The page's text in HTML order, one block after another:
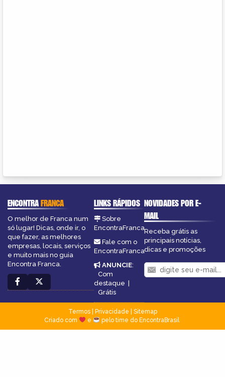
ENCONTRAFRANCA
O melhor de Franca num
só lugar! Dicas, onde ir, o
que fazer, as melhores
empresas, locais, serviços
e muito mais no guia
Encontra Franca.
LINKS RÁPIDOS
Sobre
EncontraFranca
Fale com o
EncontraFranca
ANUNCIE:
Com
destaque
Grátis
NOVIDADES POR E-
MAIL
Receba grátis as
principais notícias,
dicas e promoções
Termos| Privacidade
Sitemap
Criado com
e pelo time do EncontraBrasil